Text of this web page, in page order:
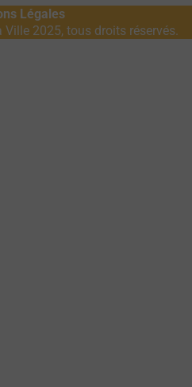
Légales
2025, tous droits réservés.